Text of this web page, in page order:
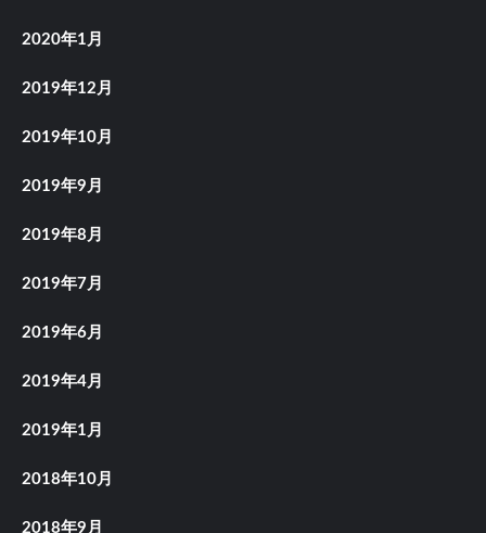
2020年1月
2019年12月
2019年10月
2019年9月
2019年8月
2019年7月
2019年6月
2019年4月
2019年1月
2018年10月
2018年9月